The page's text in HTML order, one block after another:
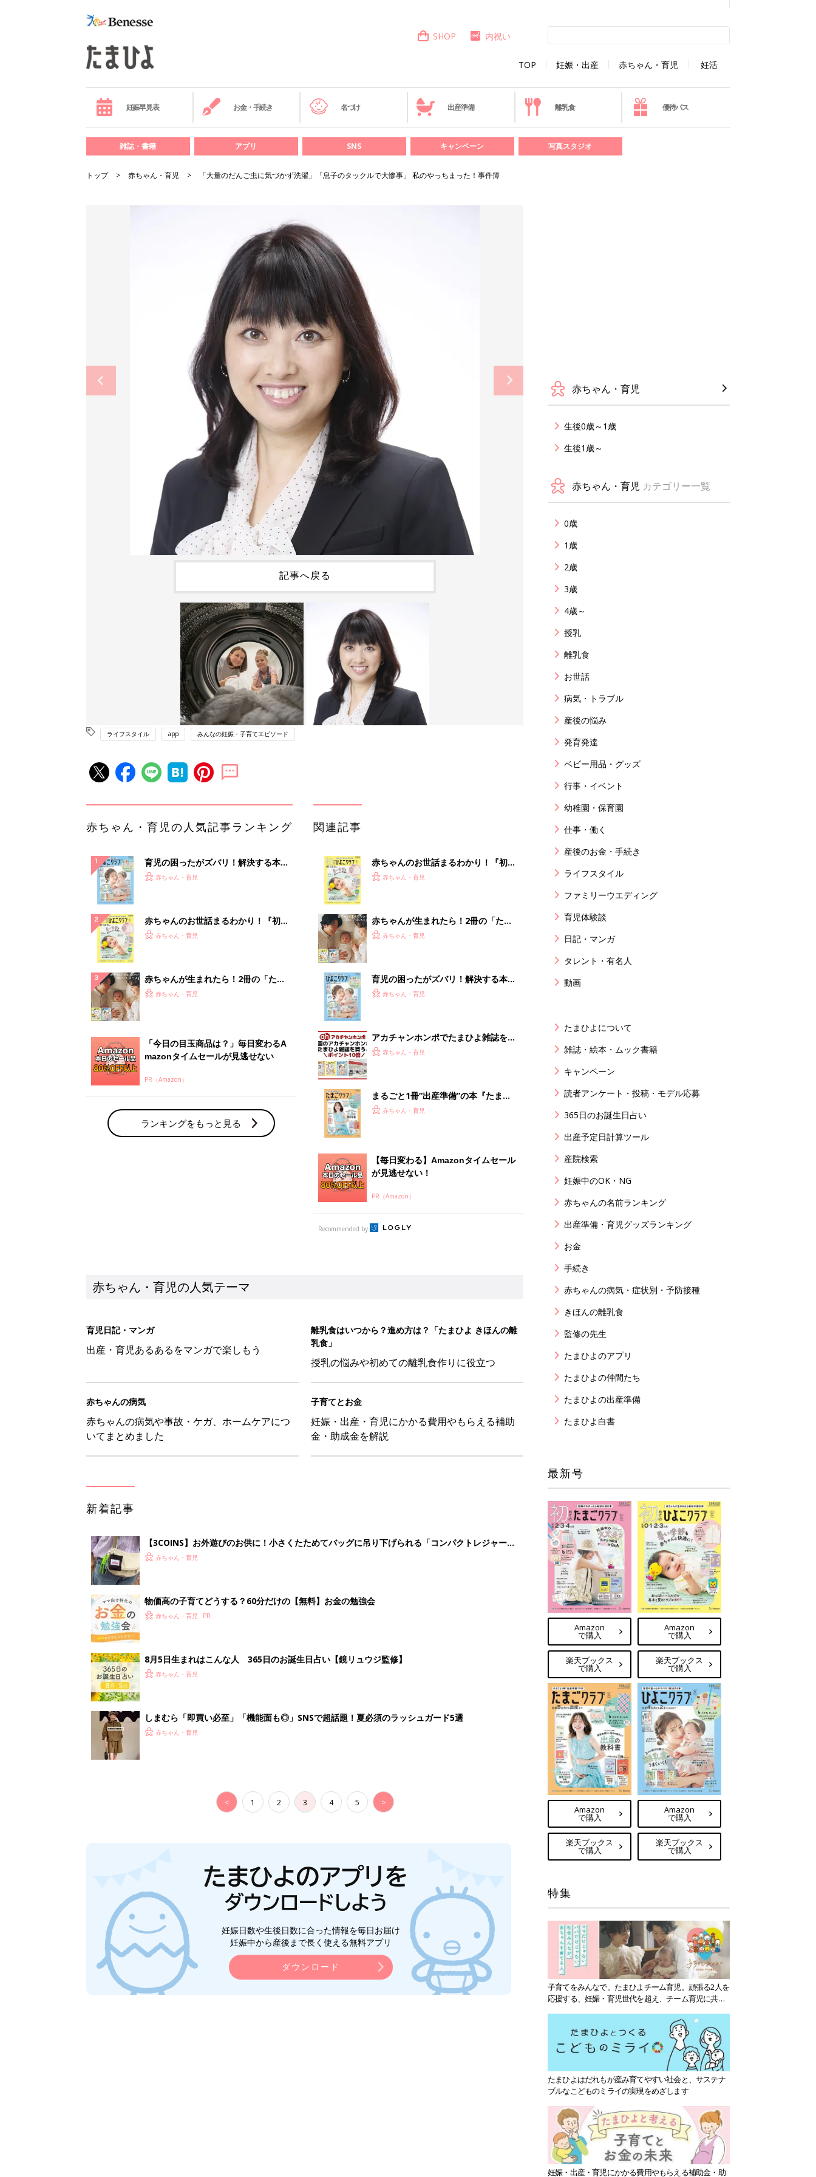
TOP 妊娠・出産 赤ちゃん・育児 妊活
SHOP 内祝い
妊娠早見表 お金・手続き 名づけ 出産準備 離乳食 優待パス
雑誌・書籍 アプリ SNS キャンペーン 写真スタジオ
トップ 赤ちゃん・育児 「大量のだんご虫に気づかず洗濯」「息子のタックルで大惨事」 私のやっちまった！事件簿
記事へ戻る
ライフスタイル app みんなの妊娠・子育てエピソード
赤ちゃん・育児の人気記事ランキング
育児の困ったがズバリ！解決する本
『ひよこクラブ 夏号』 4カ月～2才
赤ちゃん・育児
赤ちゃんのお世話まるわかり！『初め
てのひよこクラブ 夏号』〈巻頭大特
赤ちゃん・育児
赤ちゃんが生まれたら！2冊の「たま
ひよ」
赤ちゃん・育児
「今日の目玉商品は？」毎日変わるA
mazonタイムセールが見逃せない
PR（Amazon）
ランキングをもっと見る
関連記事
赤ちゃんのお世話まるわかり！『初め
てのひよこクラブ 夏号』〈巻頭大特
赤ちゃん・育児
赤ちゃんが生まれたら！2冊の「たま
ひよ」
赤ちゃん・育児
育児の困ったがズバリ！解決する本
『ひよこクラブ 夏号』 4カ月～2才
赤ちゃん・育児
アカチャンホンポでたまひよ雑誌を買
うとポイント10倍【期間限定】
赤ちゃん・育児
まるごと1冊“出産準備”の本『たまご
クラブ 夏号』〈スペシャル大特集〉
赤ちゃん・育児
【毎日変わる】Amazonタイムセール
が見逃せない！
PR（Amazon）
Recommended by
赤ちゃん・育児の人気テーマ
育児日記・マンガ
出産・育児あるあるをマンガで楽しもう
離乳食はいつから？進め方は？「たまひよ きほんの離
乳食」
授乳の悩みや初めての離乳食作りに役立つ
赤ちゃんの病気
赤ちゃんの病気や事故・ケガ、ホームケアにつ
いてまとめました
子育てとお金
妊娠・出産・育児にかかる費用やもらえる補助
金・助成金を解説
新着記事
【3COINS】お外遊びのお供に！小さくたためてバッグに吊り下げられる「コンパクトレジャーシ
ート」
赤ちゃん・育児
物価高の子育てどうする？60分だけの【無料】お金の勉強会
赤ちゃん・育児
8月5日生まれはこんな人 365日のお誕生日占い【鏡リュウジ監修】
赤ちゃん・育児
しまむら「即買い必至」「機能面も◎」SNSで超話題！夏必須のラッシュガード5選
赤ちゃん・育児
< 1 2 3 4 5 >
妊娠日数や生後日数に合った情報を毎日お届け
妊娠中から産後まで長く使える無料アプリ
ダウンロード
赤ちゃん・育児
生後0歳～1歳
生後1歳～
赤ちゃん・育児 カテゴリー一覧
0歳
1歳
2歳
3歳
4歳～
授乳
離乳食
お世話
病気・トラブル
産後の悩み
発育発達
ベビー用品・グッズ
行事・イベント
幼稚園・保育園
仕事・働く
産後のお金・手続き
ライフスタイル
ファミリーウエディング
育児体験談
日記・マンガ
タレント・有名人
動画
たまひよについて
雑誌・絵本・ムック書籍
キャンペーン
読者アンケート・投稿・モデル応募
365日のお誕生日占い
出産予定日計算ツール
産院検索
妊娠中のOK・NG
赤ちゃんの名前ランキング
出産準備・育児グッズランキング
お金
手続き
赤ちゃんの病気・症状別・予防接種
きほんの離乳食
監修の先生
たまひよのアプリ
たまひよの仲間たち
たまひよの出産準備
たまひよ白書
最新号
Amazon
で購入
楽天ブックス
で購入
Amazon
で購入
楽天ブックス
で購入
Amazon
で購入
楽天ブックス
で購入
Amazon
で購入
楽天ブックス
で購入
特集
子育てをみんなで。たまひよチーム育児。頑張る2人を
応援する、妊娠・育児世代を超え、チーム育児に共感
たまひよはだれもが産み育てやすい社会と、サステナ
ブルなこどものミライの実現をめざします
妊娠・出産・育児にかかる費用やもらえる補助金・助